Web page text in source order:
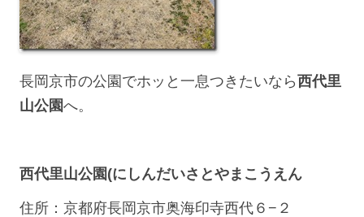
長岡京市の公園でホッと一息つきたいなら西代里
山公園へ。
西代里山公園(にしんだいさとやまこうえん
住所：京都府長岡京市奥海印寺西代６−２